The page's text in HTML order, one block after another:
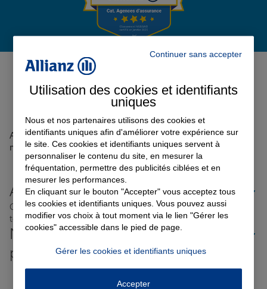
Garantie des accidents de la vie
Assurance scolaire
Protection juridique
Retraite
Tous nos devis d'assurance
Avis de l'agence Agence
BEAUGENCY0
Avis sur une période de 6 mois
Aucun avis sur votre agence n'a été retrouvé pour le
moment
Allianz proche de chez vous
Où que vous soyez en France, nos agences Allianz sont
toujours près de chez vous.
Nos offres d'assurance dans les
plus grandes villes de France
Continuer sans accepter
Utilisation des cookies et identifiants
uniques
Nous et nos partenaires utilisons des cookies et
identifiants uniques afin d'améliorer votre expérience sur
le site. Ces cookies et identifiants uniques servent à
personnaliser le contenu du site, en mesurer la
fréquentation, permettre des publicités ciblées et en
mesurer les performances.
En cliquant sur le bouton "Accepter" vous acceptez tous
les cookies et identifiants uniques. Vous pouvez aussi
modifier vos choix à tout moment via le lien "Gérer les
cookies" accessible dans le pied de page.
Gérer les cookies et identifiants uniques
Accepter